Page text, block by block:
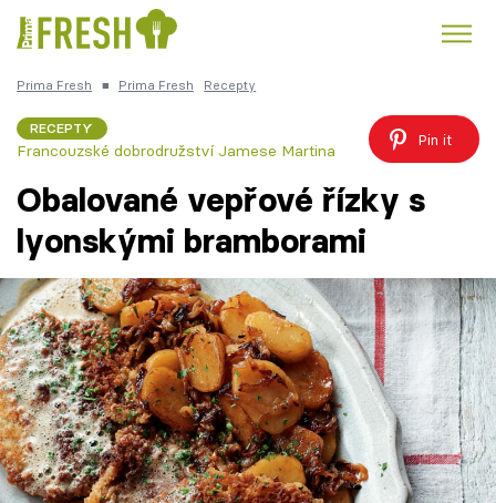
Česká kuchyně Čokoláda
Témata
Recepty
Články
TV Program
Prima Fresh ■ Prima Fresh Recepty
RECEPTY
Francouzské dobrodružství Jamese Martina
Pin it
Obalované vepřové řízky s
lyonskými bramborami